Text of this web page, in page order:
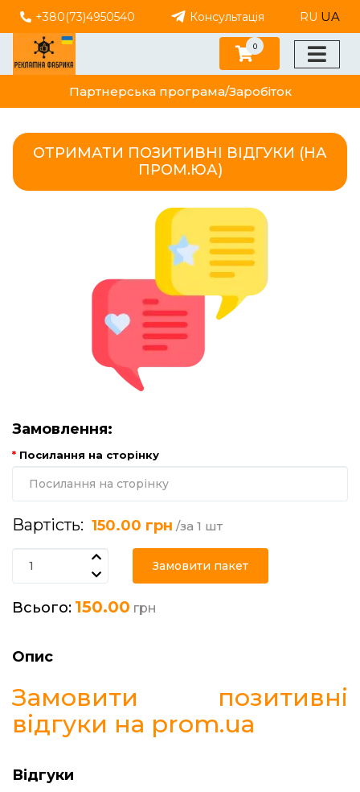
+380(73)4950540 Консультація RU UA
Партнерська програма/Заробіток
0
ОТРИМАТИ ПОЗИТИВНІ ВІДГУКИ (НА
ПРОМ.ЮА)
Замовлення:
Посилання на сторінку
Вартість: 150.00 грн /за 1 шт
Замовити пакет
Всього: 150.00 грн
Опис
Замовити позитивні
відгуки на prom.ua
Відгуки